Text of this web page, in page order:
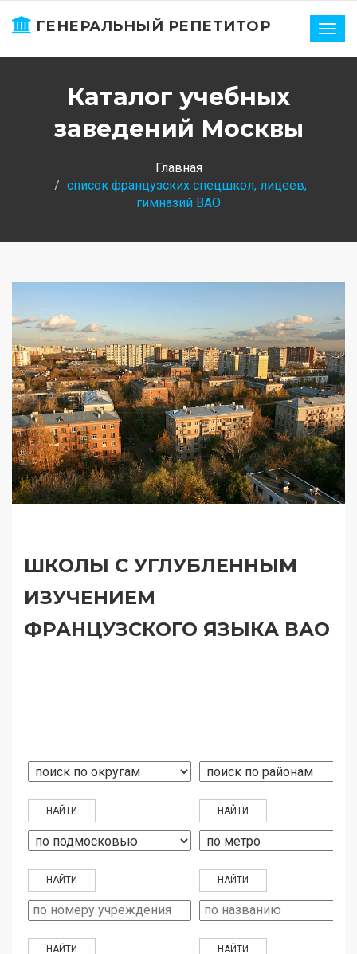
ГЕНЕРАЛЬНЫЙ РЕПЕТИТОР
Каталог учебных
заведений Москвы
Главная
список французских спецшкол, лицеев,
гимназий ВАО
ШКОЛЫ С УГЛУБЛЕННЫМ
ИЗУЧЕНИЕМ
ФРАНЦУЗСКОГО ЯЗЫКА ВАО